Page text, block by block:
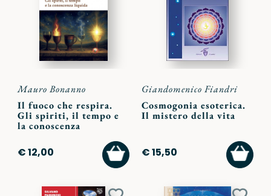
Mauro Bonanno
Il fuoco che respira.
Gli spiriti, il tempo e
la conoscenza
€ 12,00
AGGIUNGI
AL
CARRELLO
Giandomenico Fiandri
Cosmogonia esoterica.
Il mistero della vita
€ 15,50
AL